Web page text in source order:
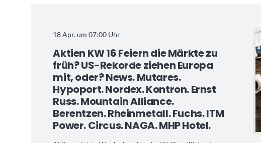
18 Apr. um 07:00 Uhr
Aktien KW 16 Feiern die Märkte zu
früh? US-Rekorde ziehen Europa
mit, oder? News. Mutares.
Hypoport. Nordex. Kontron. Ernst
Russ. Mountain Alliance.
Berentzen. Rheinmetall. Fuchs. ITM
Power. Circus. NAGA. MHP Hotel.